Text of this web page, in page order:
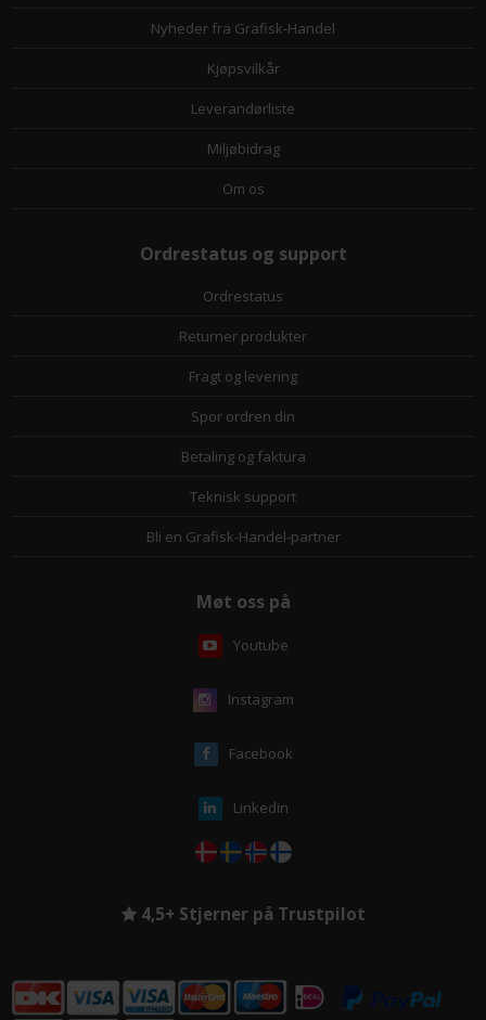
Nyheder fra Grafisk-Handel
Kjøpsvilkår
Leverandørliste
Miljøbidrag
Om os
Ordrestatus og support
Ordrestatus
Returner produkter
Fragt og levering
Spor ordren din
Betaling og faktura
Teknisk support
Bli en Grafisk-Handel-partner
Møt oss på
Youtube
Instagram
Facebook
Linkedin
4,5+ Stjerner på Trustpilot